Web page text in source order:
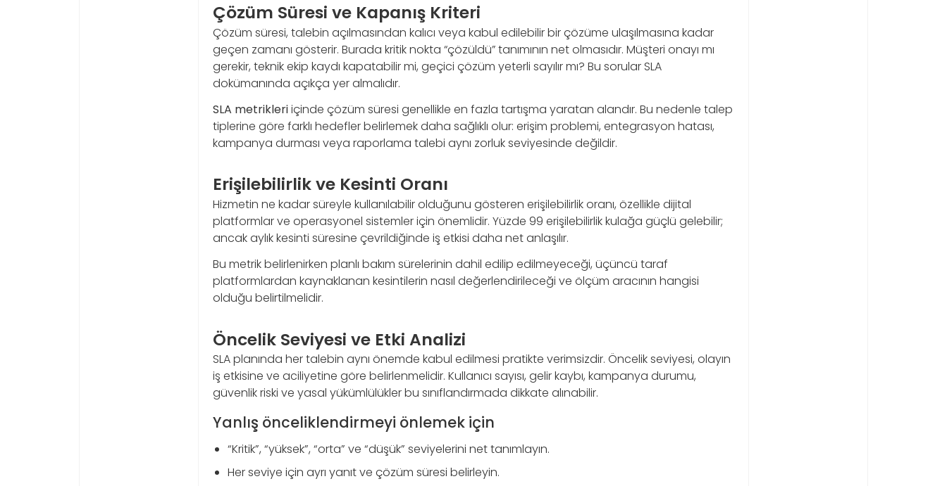
Çözüm Süresi ve Kapanış Kriteri
Çözüm süresi, talebin açılmasından kalıcı veya kabul edilebilir bir çözüme ulaşılmasına kadar
geçen zamanı gösterir. Burada kritik nokta “çözüldü” tanımının net olmasıdır. Müşteri onayı mı
gerekir, teknik ekip kaydı kapatabilir mi, geçici çözüm yeterli sayılır mı? Bu sorular SLA
dokümanında açıkça yer almalıdır.
SLA metrikleriiçinde çözüm süresi genellikle en fazla tartışma yaratan alandır. Bu nedenle talep
tiplerine göre farklı hedefler belirlemek daha sağlıklı olur: erişim problemi, entegrasyon hatası,
kampanya durması veya raporlama talebi aynı zorluk seviyesinde değildir.
Erişilebilirlik ve Kesinti Oranı
Hizmetin ne kadar süreyle kullanılabilir olduğunu gösteren erişilebilirlik oranı, özellikle dijital
platformlar ve operasyonel sistemler için önemlidir. Yüzde 99 erişilebilirlik kulağa güçlü gelebilir;
ancak aylık kesinti süresine çevrildiğinde iş etkisi daha net anlaşılır.
Bu metrik belirlenirken planlı bakım sürelerinin dahil edilip edilmeyeceği, üçüncü taraf
platformlardan kaynaklanan kesintilerin nasıl değerlendirileceği ve ölçüm aracının hangisi
olduğu belirtilmelidir.
Öncelik Seviyesi ve Etki Analizi
SLA planında her talebin aynı önemde kabul edilmesi pratikte verimsizdir. Öncelik seviyesi, olayın
iş etkisine ve aciliyetine göre belirlenmelidir. Kullanıcı sayısı, gelir kaybı, kampanya durumu,
güvenlik riski ve yasal yükümlülükler bu sınıflandırmada dikkate alınabilir.
Yanlış önceliklendirmeyi önlemek için
“Kritik”, “yüksek”, “orta” ve “düşük” seviyelerini net tanımlayın.
Her seviye için ayrı yanıt ve çözüm süresi belirleyin.